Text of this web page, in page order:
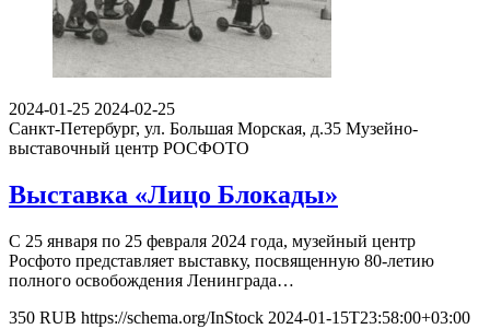
2024-01-25 2024-02-25
Санкт-Петербург, ул. Большая Морская, д.35 Музейно-
выставочный центр РОСФОТО
Выставка «Лицо Блокады»
С 25 января по 25 февраля 2024 года, музейный центр
Росфото представляет выставку, посвященную 80-летию
полного освобождения Ленинграда…
350 RUB https://schema.org/InStock 2024-01-15T23:58:00+03:00